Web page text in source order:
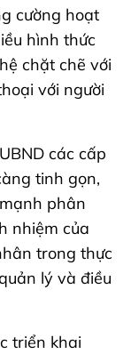
cường hoạt
hình thức
chặt chẽ với
với người
các cấp
tinh gọn,
phân
nhiệm của
trong thực
lý và điều
triển khai